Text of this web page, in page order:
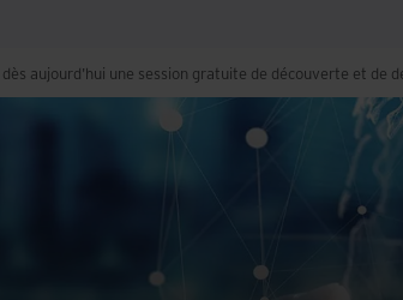
dès aujourd'hui une session gratuite de découverte et de